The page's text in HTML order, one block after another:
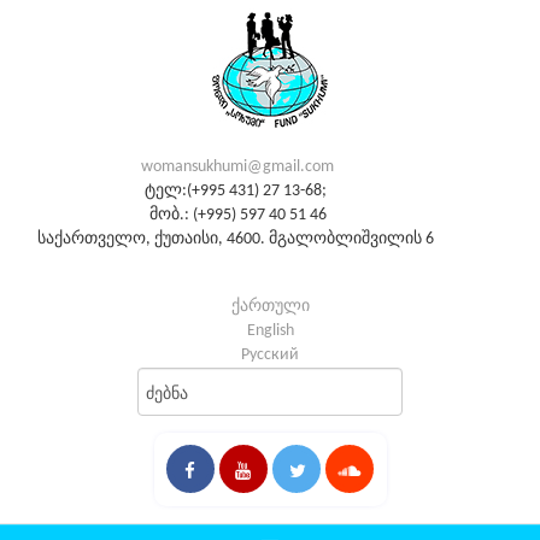
womansukhumi@gmail.com
ტელ:(+995 431) 27 13-68;
მობ.: (+995) 597 40 51 46
საქართველო, ქუთაისი, 4600. მგალობლიშვილის 6
ქართული
English
Русский